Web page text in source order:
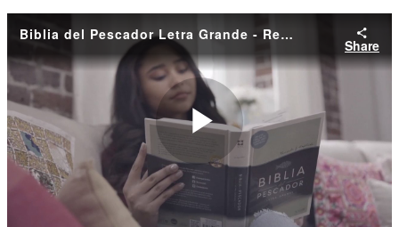
Biblia del Pescador Letra Grande - Revisada y Ampliada
Share
Play